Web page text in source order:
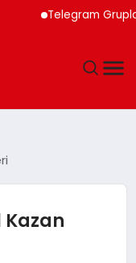
Telegram Grupları